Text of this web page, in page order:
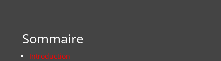
Sommaire
Introduction